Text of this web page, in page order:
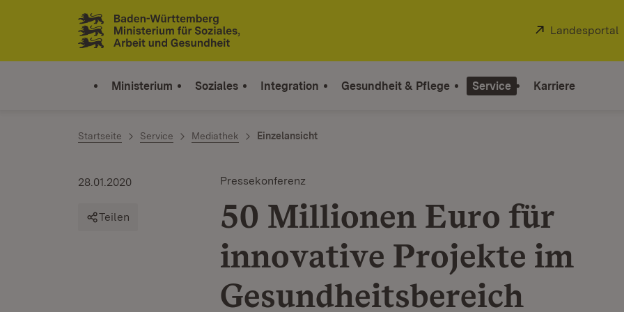
Zum Inhalt springen
Link zur Startseite
Extern:
Landesportal
Ministerium Soziales Integration Gesundheit & Pflege Service Karriere
Startseite Service Mediathek Einzelansicht
Pressekonferenz
50 Millionen Euro für
innovative Projekte im
Gesundheitsbereich
28.01.2020
Teilen